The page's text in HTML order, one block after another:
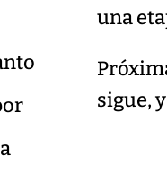
una
sigue,